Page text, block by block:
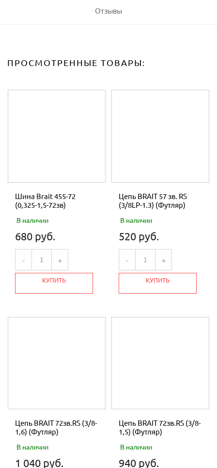
Отзывы
ПРОСМОТРЕННЫЕ ТОВАРЫ:
Шина Brait 455-72
(0,325-1,5-72зв)
В наличии
680 руб.
- +
КУПИТЬ
Цепь BRAIT 57 зв. RS
(3/8LP-1.3) (Футляр)
В наличии
520 руб.
- +
КУПИТЬ
Цепь BRAIT 72зв.RS (3/8-
1,6) (Футляр)
В наличии
1 040 руб.
Цепь BRAIT 72зв.RS (3/8-
1,5) (Футляр)
В наличии
940 руб.